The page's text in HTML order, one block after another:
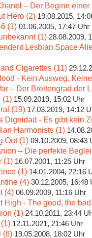
– Der Beginn einer
Hero (2) 19.08.2015,
(1) 01.06.2005, 17:47 Uhr
(1) 28.08.2009,
Lesbian Space
Cigarettes (11)
- Kein Ausweg.
– Der Breitengrad der
(1) 15.09.2019, 15:02 Uhr
(19) 17.03.2019, 14:12
Dignidad - Es gibt kein
Harmonists (1)
Out (1) 09.10.2009, 08:43
– Die perfekte
(1) 16.07.2001, 11:25 Uhr
(1) 14.01.2004, 22:16
(4) 30.12.2005, 16:48
(4) 06.09.2009, 11:16 Uhr
High - The good, the
(1) 24.10.2011, 23:44
12.11.2021, 21:46 Uhr
(6) 19.05.2008, 18:02 Uhr